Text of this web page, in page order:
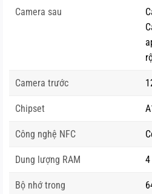
iPhone 11 Pro là phiên bản có
nhất, chỉ 5.8 inch. Tuy nhiên,
đem lại khả năng hiển thị đỉnh
trời với độ tương phản tốt,
tượng với màu xanh bóng đêm
Camera sau
Camera trước
Chipset
Công nghệ NFC
Dung lượng RAM 4
Bộ nhớ trong